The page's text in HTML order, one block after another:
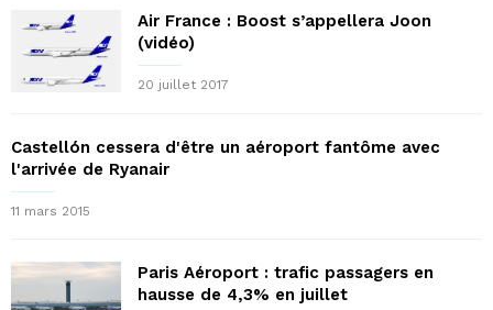
Air France : Boost s’appellera Joon
(vidéo)
20 juillet 2017
Castellón cessera d'être un aéroport fantôme avec
l'arrivée de Ryanair
11 mars 2015
Paris Aéroport : trafic passagers en
hausse de 4,3% en juillet